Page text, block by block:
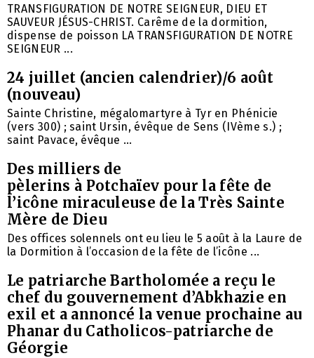
TRANSFIGURATION DE NOTRE SEIGNEUR, DIEU ET
SAUVEUR JÉSUS-CHRIST. Carême de la dormition,
dispense de poisson LA TRANSFIGURATION DE NOTRE
SEIGNEUR ...
24 juillet (ancien calendrier)/6 août
(nouveau)
Sainte Christine, mégalomartyre à Tyr en Phénicie
(vers 300) ; saint Ursin, évêque de Sens (IVème s.) ;
saint Pavace, évêque ...
Des milliers de
pèlerins à Potchaïev pour la fête de
l’icône miraculeuse de la Très Sainte
Mère de Dieu
Des offices solennels ont eu lieu le 5 août à la Laure de
la Dormition à l’occasion de la fête de l’icône ...
Le patriarche Bartholomée a reçu le
chef du gouvernement d’Abkhazie en
exil et a annoncé la venue prochaine au
Phanar du Catholicos-patriarche de
Géorgie